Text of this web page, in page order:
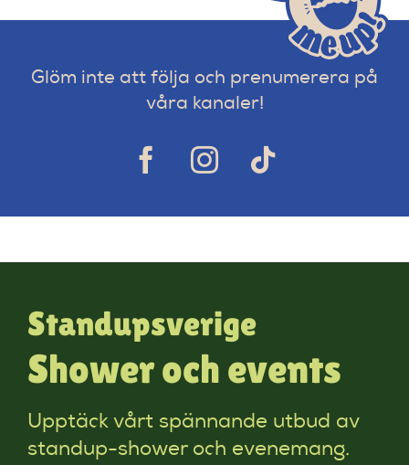
Glöm inte att följa och prenumerera på
våra kanaler!
Standupsverige
Shower och events
Upptäck vårt spännande utbud av
standup-shower och evenemang.